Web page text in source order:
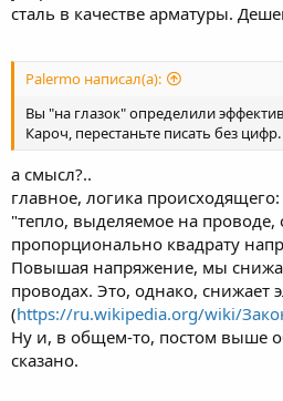
сталь в качестве арматуры.
Palermo написал(а):
Вы "на глазок" определили
Кароч, перестаньте писать без
а смысл?..
главное, логика происходящего:
"тепло, выделяемое на проводе,
пропорционально квадрату
Повышая напряжение, мы
проводах. Это, однако, снижает
(https://ru.wikipedia.org/wiki/
Ну и, в общем-то, постом выше
сказано.